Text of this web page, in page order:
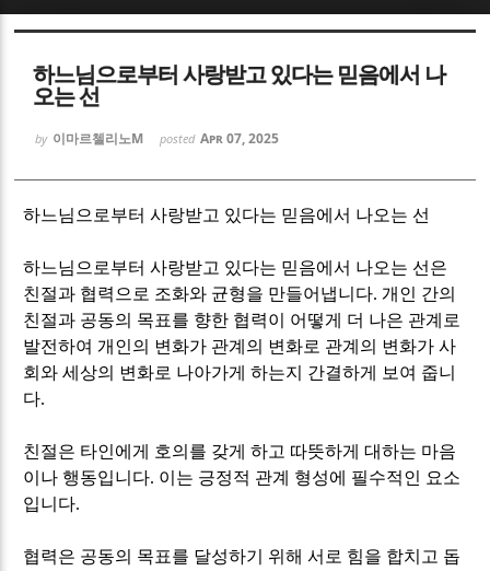
하느님으로부터 사랑받고 있다는 믿음에서 나
오는 선
by 이마르첼리노M posted Apr 07, 2025
하느님으로부터 사랑받고 있다는 믿음에서 나오는 선
하느님으로부터 사랑받고 있다는 믿음에서 나오는 선은
친절과 협력으로 조화와 균형을 만들어냅니다.개인 간의
친절과 공동의 목표를 향한 협력이 어떻게 더 나은 관계로
발전하여 개인의 변화가 관계의 변화로 관계의 변화가 사
회와 세상의 변화로 나아가게 하는지 간결하게 보여 줍니
다.
친절은 타인에게 호의를 갖게 하고 따뜻하게 대하는 마음
이나 행동입니다. 이는 긍정적 관계 형성에 필수적인 요소
입니다.
협력은 공동의 목표를 달성하기 위해 서로 힘을 합치고 돕
Sketchbook5, 스케치북5
Sketchbook5, 스케치북5
Sketchbook5, 스케치북5
Sketchbook5, 스케치북5